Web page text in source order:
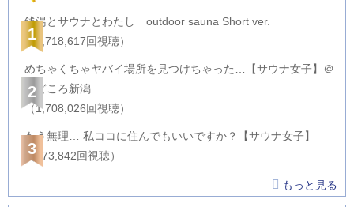
1
銭湯とサウナとわたし outdoor sauna Short ver.
（2,718,617回視聴）
2
めちゃくちゃヤバイ場所を見つけちゃった…【サウナ女子】＠
サどころ新潟
（1,708,026回視聴）
3
もう無理… 私ココに住んでもいいですか？【サウナ女子】
（873,842回視聴）
もっと見る